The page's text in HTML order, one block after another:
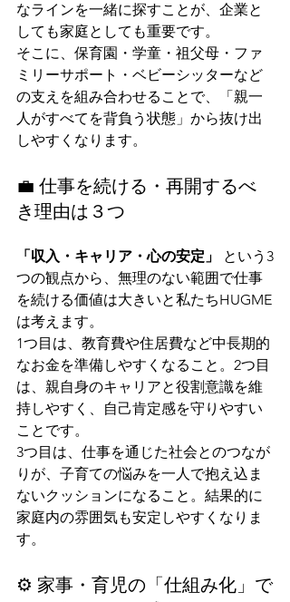
なラインを一緒に探すことが、企業と
しても家庭としても重要です。
そこに、保育園・学童・祖父母・ファ
ミリーサポート・ベビーシッターなど
の支えを組み合わせることで、「親一
人がすべてを背負う状態」から抜け出
しやすくなります。
💼 仕事を続ける・再開するべ
き理由は３つ
「収入・キャリア・心の安定」
という3
つの観点から、無理のない範囲で仕事
を続ける価値は大きいと私たちHUGME
は考えます。
1つ目は、教育費や住居費など中長期的
なお金を準備しやすくなること。2つ目
は、親自身のキャリアと役割意識を維
持しやすく、自己肯定感を守りやすい
ことです。
3つ目は、仕事を通じた社会とのつなが
りが、子育ての悩みを一人で抱え込ま
ないクッションになること。結果的に
家庭内の雰囲気も安定しやすくなりま
す。
⚙️ 家事・育児の「仕組み化」で